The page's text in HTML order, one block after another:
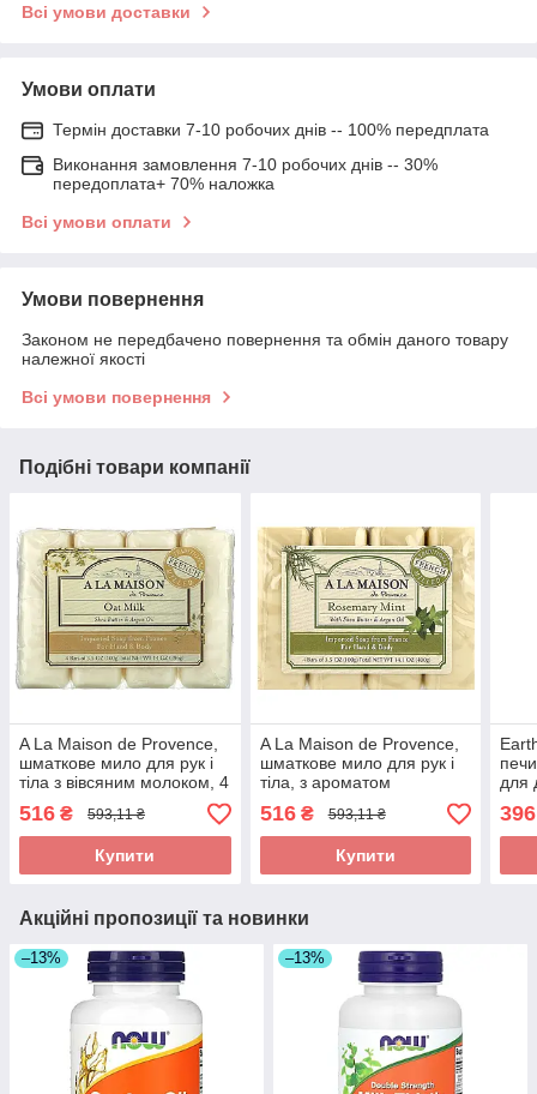
Всі умови доставки
Умови оплати
Термін доставки 7-10 робочих днів -- 100% передплата
Виконання замовлення 7-10 робочих днів -- 30%
передоплата+ 70% наложка
Всі умови оплати
Умови повернення
Законом не передбачено повернення та обмін даного товару
належної якості
Всі умови повернення
Подібні товари компанії
A La Maison de Provence,
шматкове мило для рук і
тіла з вівсяним молоком, 4
шматки по 100 г (3,5 унції)
кожен оригінал
516 ₴ 593,11 ₴
Купити
A La Maison de Provence,
шматкове мило для рук і
тіла, з ароматом
розмарину та м'яти, 4 шт.
по 100 г (3,5 унції)
оригінал
516₴ 593,11 ₴
Купити
для
396
Акційні пропозиції та новинки
–13% –13%